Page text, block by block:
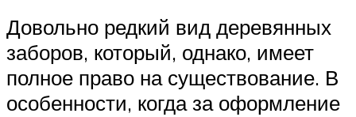
Довольно редкий вид деревянных
заборов, который, однако, имеет
полное право на существование. В
особенности, когда за оформление